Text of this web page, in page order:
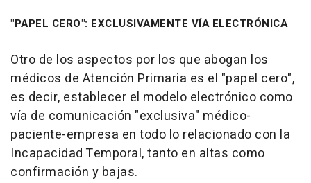
"PAPEL CERO": EXCLUSIVAMENTE VÍA ELECTRÓNICA
Otro de los aspectos por los que abogan los
médicos de Atención Primaria es el "papel cero",
es decir, establecer el modelo electrónico como
vía de comunicación "exclusiva" médico-
paciente-empresa en todo lo relacionado con la
Incapacidad Temporal, tanto en altas como
confirmación y bajas.